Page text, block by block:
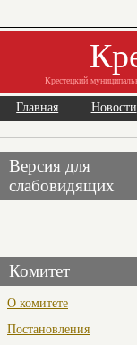
Крестецкий
Главная Новости
Версия для
слабовидящих
Комитет
О комитете
Постановления